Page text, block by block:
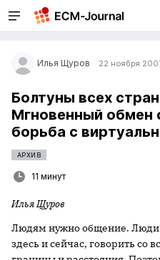
Илья Щуров 22 ноября
Болтуны всех
Мгновенный обмен
борьба с
АРХИВ
11 минут
Илья Щуров
Людям нужно общение. Люди
здесь и сейчас, говорить со